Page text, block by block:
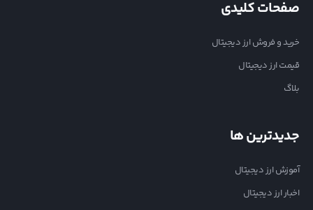
صفحات کلیدی
خرید و فروش ارز دیجیتال
قیمت ارز دیجیتال
بلاگ
جدیدترین ها
آموزش ارز دیجیتال
اخبار ارز دیجیتال